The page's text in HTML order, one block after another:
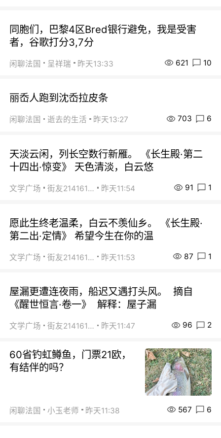
同胞们，巴黎4区Bred银行避免，我是受害
者，谷歌打分3,7分
闲聊法国 呈祥瑞 昨天13:33 621 10
丽岙人跑到沈岙拉皮条
闲聊法国 逝去的生活 昨天13:27 703 6
天淡云闲，列长空数行新雁。 《长生殿·第二
十四出·惊变》 天色清淡，白云悠
文学广场 街友21416156 昨天11:54 91 1
愿此生终老温柔，白云不羡仙乡。 《长生殿·
第二出·定情》 希望今生在你的温
文学广场 街友21416156 昨天11:53 87 1
屋漏更遭连夜雨，船迟又遇打头风。 摘自
《醒世恒言·卷一》 解释：屋子漏
文学广场 街友21416156 昨天11:47 96 2
60省钓虹鳟鱼，门票21欧，
有结伴的吗？
闲聊法国 小玉老师 昨天11:38 567 6